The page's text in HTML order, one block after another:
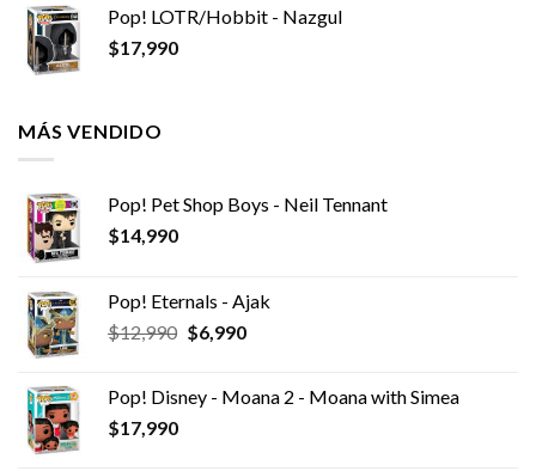
Pop! LOTR/Hobbit - Nazgul
$17,990
MÁS VENDIDO
Pop! Pet Shop Boys - Neil Tennant
$14,990
Pop! Eternals - Ajak
$12,990 El
era:
$6,990El
es:
Pop! Disney - Moana 2 - Moana with Simea
$17,990